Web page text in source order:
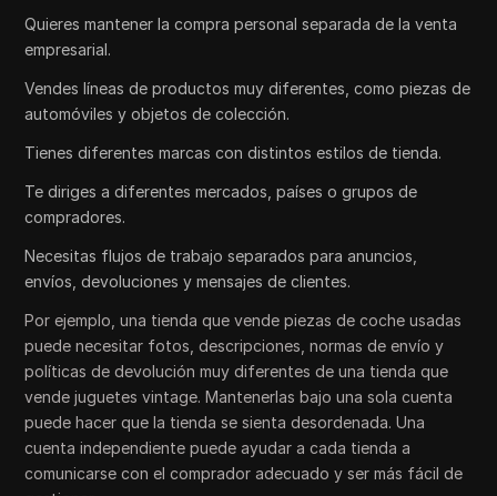
Quieres mantener la compra personal separada de la venta
empresarial.
Vendes líneas de productos muy diferentes, como piezas de
automóviles y objetos de colección.
Tienes diferentes marcas con distintos estilos de tienda.
Te diriges a diferentes mercados, países o grupos de
compradores.
Necesitas flujos de trabajo separados para anuncios,
envíos, devoluciones y mensajes de clientes.
Por ejemplo, una tienda que vende piezas de coche usadas
puede necesitar fotos, descripciones, normas de envío y
políticas de devolución muy diferentes de una tienda que
vende juguetes vintage. Mantenerlas bajo una sola cuenta
puede hacer que la tienda se sienta desordenada. Una
cuenta independiente puede ayudar a cada tienda a
comunicarse con el comprador adecuado y ser más fácil de